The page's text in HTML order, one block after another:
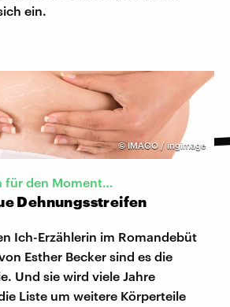
ein.
©IMAGO / ingimage
für den Moment…
Dehnungsstreifen
Ich-Erzählerin im Romandebüt
Esther Becker sind es die
Und sie wird viele Jahre
Liste um weitere Körperteile